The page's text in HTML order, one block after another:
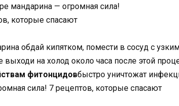
обдай кипятком, помести в сосуд с
на холод около часа после этой
фитонцидовбыстро уничтожат